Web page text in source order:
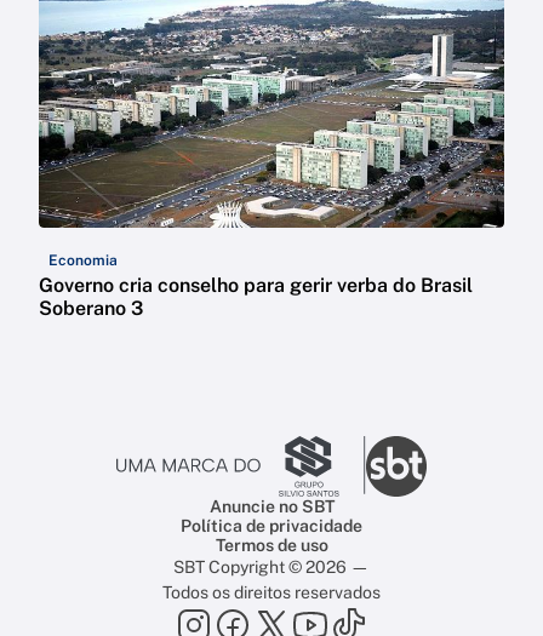
Economia
Governo cria conselho para gerir verba do Brasil
Soberano 3
Anuncie no SBT
Política de privacidade
Termos de uso
SBT Copyright © 2026 —
Todos os direitos reservados